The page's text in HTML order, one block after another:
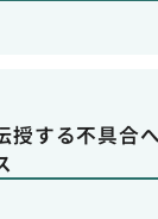
授する不具合